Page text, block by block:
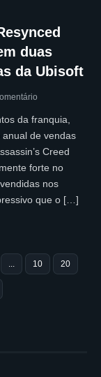
duas
da Ubisoft
da franquia,
de vendas
Creed
forte no
nos
que o […]
... 10 20